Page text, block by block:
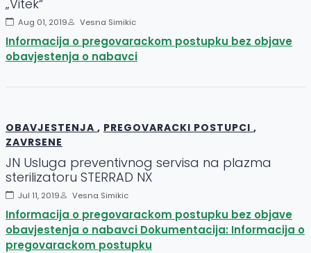
„Vitek“
Aug 01, 2019 Vesna Simikic
Informacija o pregovarackom postupku bez objave
obavjestenja o nabavci
OBAVJESTENJA , PREGOVARACKI POSTUPCI ,
ZAVRSENE
JN Usluga preventivnog servisa na plazma
sterilizatoru STERRAD NX
Jul 11, 2019 Vesna Simikic
Informacija o pregovarackom postupku bez objave
obavjestenja o nabavci Dokumentacija: Informacija o
pregovarackom postupku